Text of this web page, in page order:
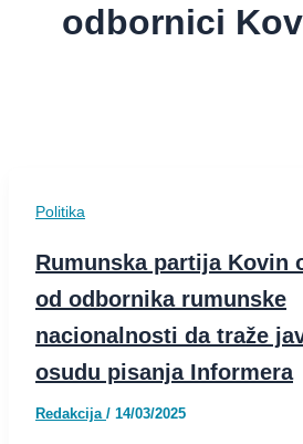
odbornici
Politika
Rumunska partija Kovin
od odbornika rumunske
nacionalnosti da traže
osudu pisanja Informera
Redakcija / 14/03/2025